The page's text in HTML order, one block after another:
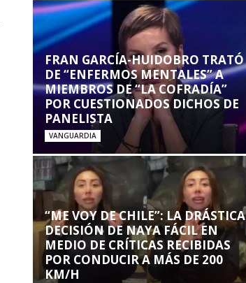
FRAN GARCÍA-HUIDOBRO TRATÓ
DE “ENFERMOS MENTALES” A
MIEMBROS DE “LA COFRADÍA”
POR CUESTIONADOS DICHOS DE
PANELISTA
VANGUARDIA
“ME VOY DE CHILE”: LA DRÁSTICA
DECISIÓN DE NAYA FÁCIL EN
MEDIO DE CRÍTICAS RECIBIDAS
POR CONDUCIR A MÁS DE 200
KM/H